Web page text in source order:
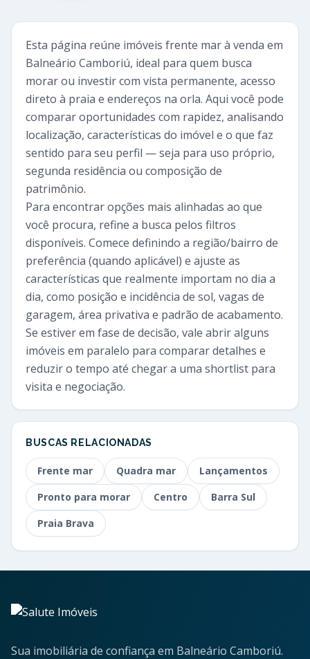
Esta página reúne imóveis frente mar à venda em
Balneário Camboriú, ideal para quem busca
morar ou investir com vista permanente, acesso
direto à praia e endereços na orla. Aqui você pode
comparar oportunidades com rapidez, analisando
localização, características do imóvel e o que faz
sentido para seu perfil — seja para uso próprio,
segunda residência ou composição de
patrimônio.
Para encontrar opções mais alinhadas ao que
você procura, refine a busca pelos filtros
disponíveis. Comece definindo a região/bairro de
preferência (quando aplicável) e ajuste as
características que realmente importam no dia a
dia, como posição e incidência de sol, vagas de
garagem, área privativa e padrão de acabamento.
Se estiver em fase de decisão, vale abrir alguns
imóveis em paralelo para comparar detalhes e
reduzir o tempo até chegar a uma shortlist para
visita e negociação.
BUSCAS RELACIONADAS
Frente mar Quadra mar
Lançamentos
Pronto para morar
Centro
Barra Sul
Praia Brava
Sua imobiliária de confiança em Balneário Camboriú.